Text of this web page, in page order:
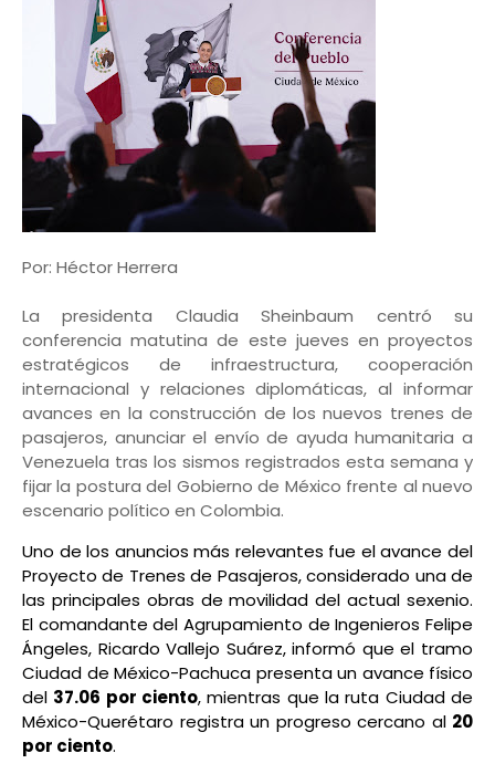
Por: Héctor Herrera
La presidenta Claudia Sheinbaum centró su
conferencia matutina de este jueves en proyectos
estratégicos de infraestructura, cooperación
internacional y relaciones diplomáticas, al informar
avances en la construcción de los nuevos trenes de
pasajeros, anunciar el envío de ayuda humanitaria a
Venezuela tras los sismos registrados esta semana y
fijar la postura del Gobierno de México frente al nuevo
escenario político en Colombia.
Uno de los anuncios más relevantes fue el avance del
Proyecto de Trenes de Pasajeros, considerado una de
las principales obras de movilidad del actual sexenio.
El comandante del Agrupamiento de Ingenieros Felipe
Ángeles, Ricardo Vallejo Suárez, informó que el tramo
Ciudad de México-Pachuca presenta un avance físico
del 37.06 por ciento, mientras que la ruta Ciudad de
México-Querétaro registra un progreso cercano al 20
por ciento.